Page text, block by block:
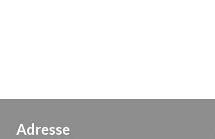
Adresse